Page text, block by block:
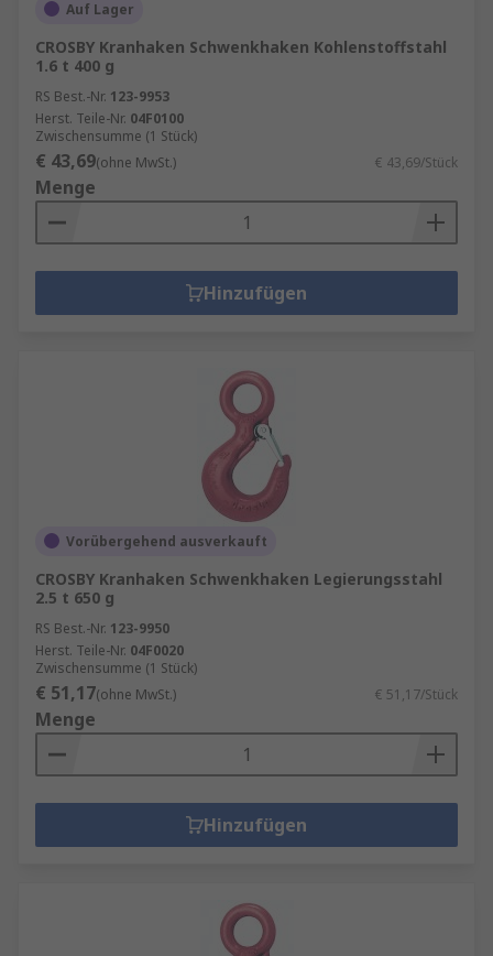
Auf Lager
CROSBY Kranhaken Schwenkhaken Kohlenstoffstahl
1.6 t 400 g
RS Best.-Nr. 123-9953
Herst. Teile-Nr. 04F0100
Zwischensumme (1 Stück)
€ 43,69(ohne MwSt.) € 43,69/Stück
Menge
Hinzufügen
Vorübergehend ausverkauft
CROSBY Kranhaken Schwenkhaken Legierungsstahl
2.5 t 650 g
RS Best.-Nr. 123-9950
Herst. Teile-Nr. 04F0020
Zwischensumme (1 Stück)
€ 51,17(ohne MwSt.) € 51,17/Stück
Menge
Hinzufügen